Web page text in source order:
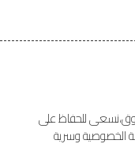
للحفاظ على
الخصوصية وسرية